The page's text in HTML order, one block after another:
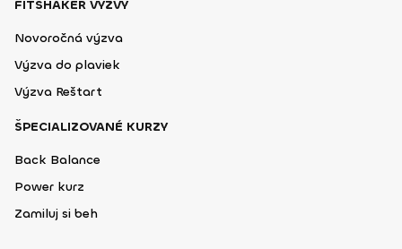
FITSHAKER VÝZVY
Novoročná výzva
Výzva do plaviek
Výzva Reštart
ŠPECIALIZOVANÉ KURZY
Back Balance
Power kurz
Zamiluj si beh